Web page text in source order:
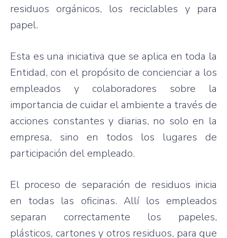
residuos orgánicos, los reciclables y para
papel.
Esta es una iniciativa que se aplica en toda la
Entidad, con el propósito de concienciar a los
empleados y colaboradores sobre la
importancia de cuidar el ambiente a través de
acciones constantes y diarias, no solo en la
empresa, sino en todos los lugares de
participación del empleado.
El proceso de separación de residuos inicia
en todas las oficinas. Allí los empleados
separan correctamente los papeles,
plásticos, cartones y otros residuos, para que